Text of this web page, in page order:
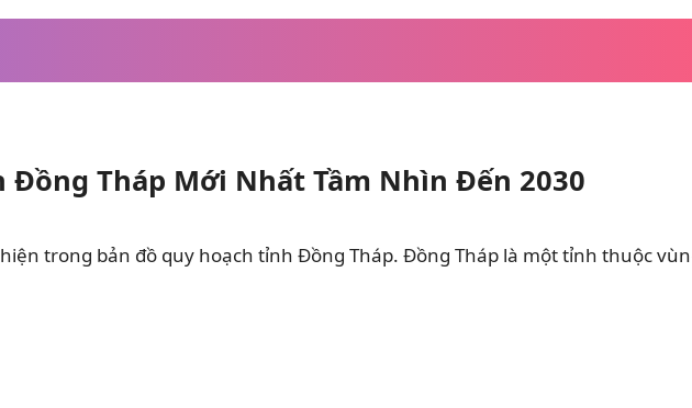
Tháp Mới Nhất Tầm Nhìn Đến 2030
trong bản đồ quy hoạch tỉnh Đồng Tháp. Đồng Tháp là một tỉnh thuộc